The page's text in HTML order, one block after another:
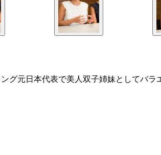
元日本代表で美人双子姉妹としてバ